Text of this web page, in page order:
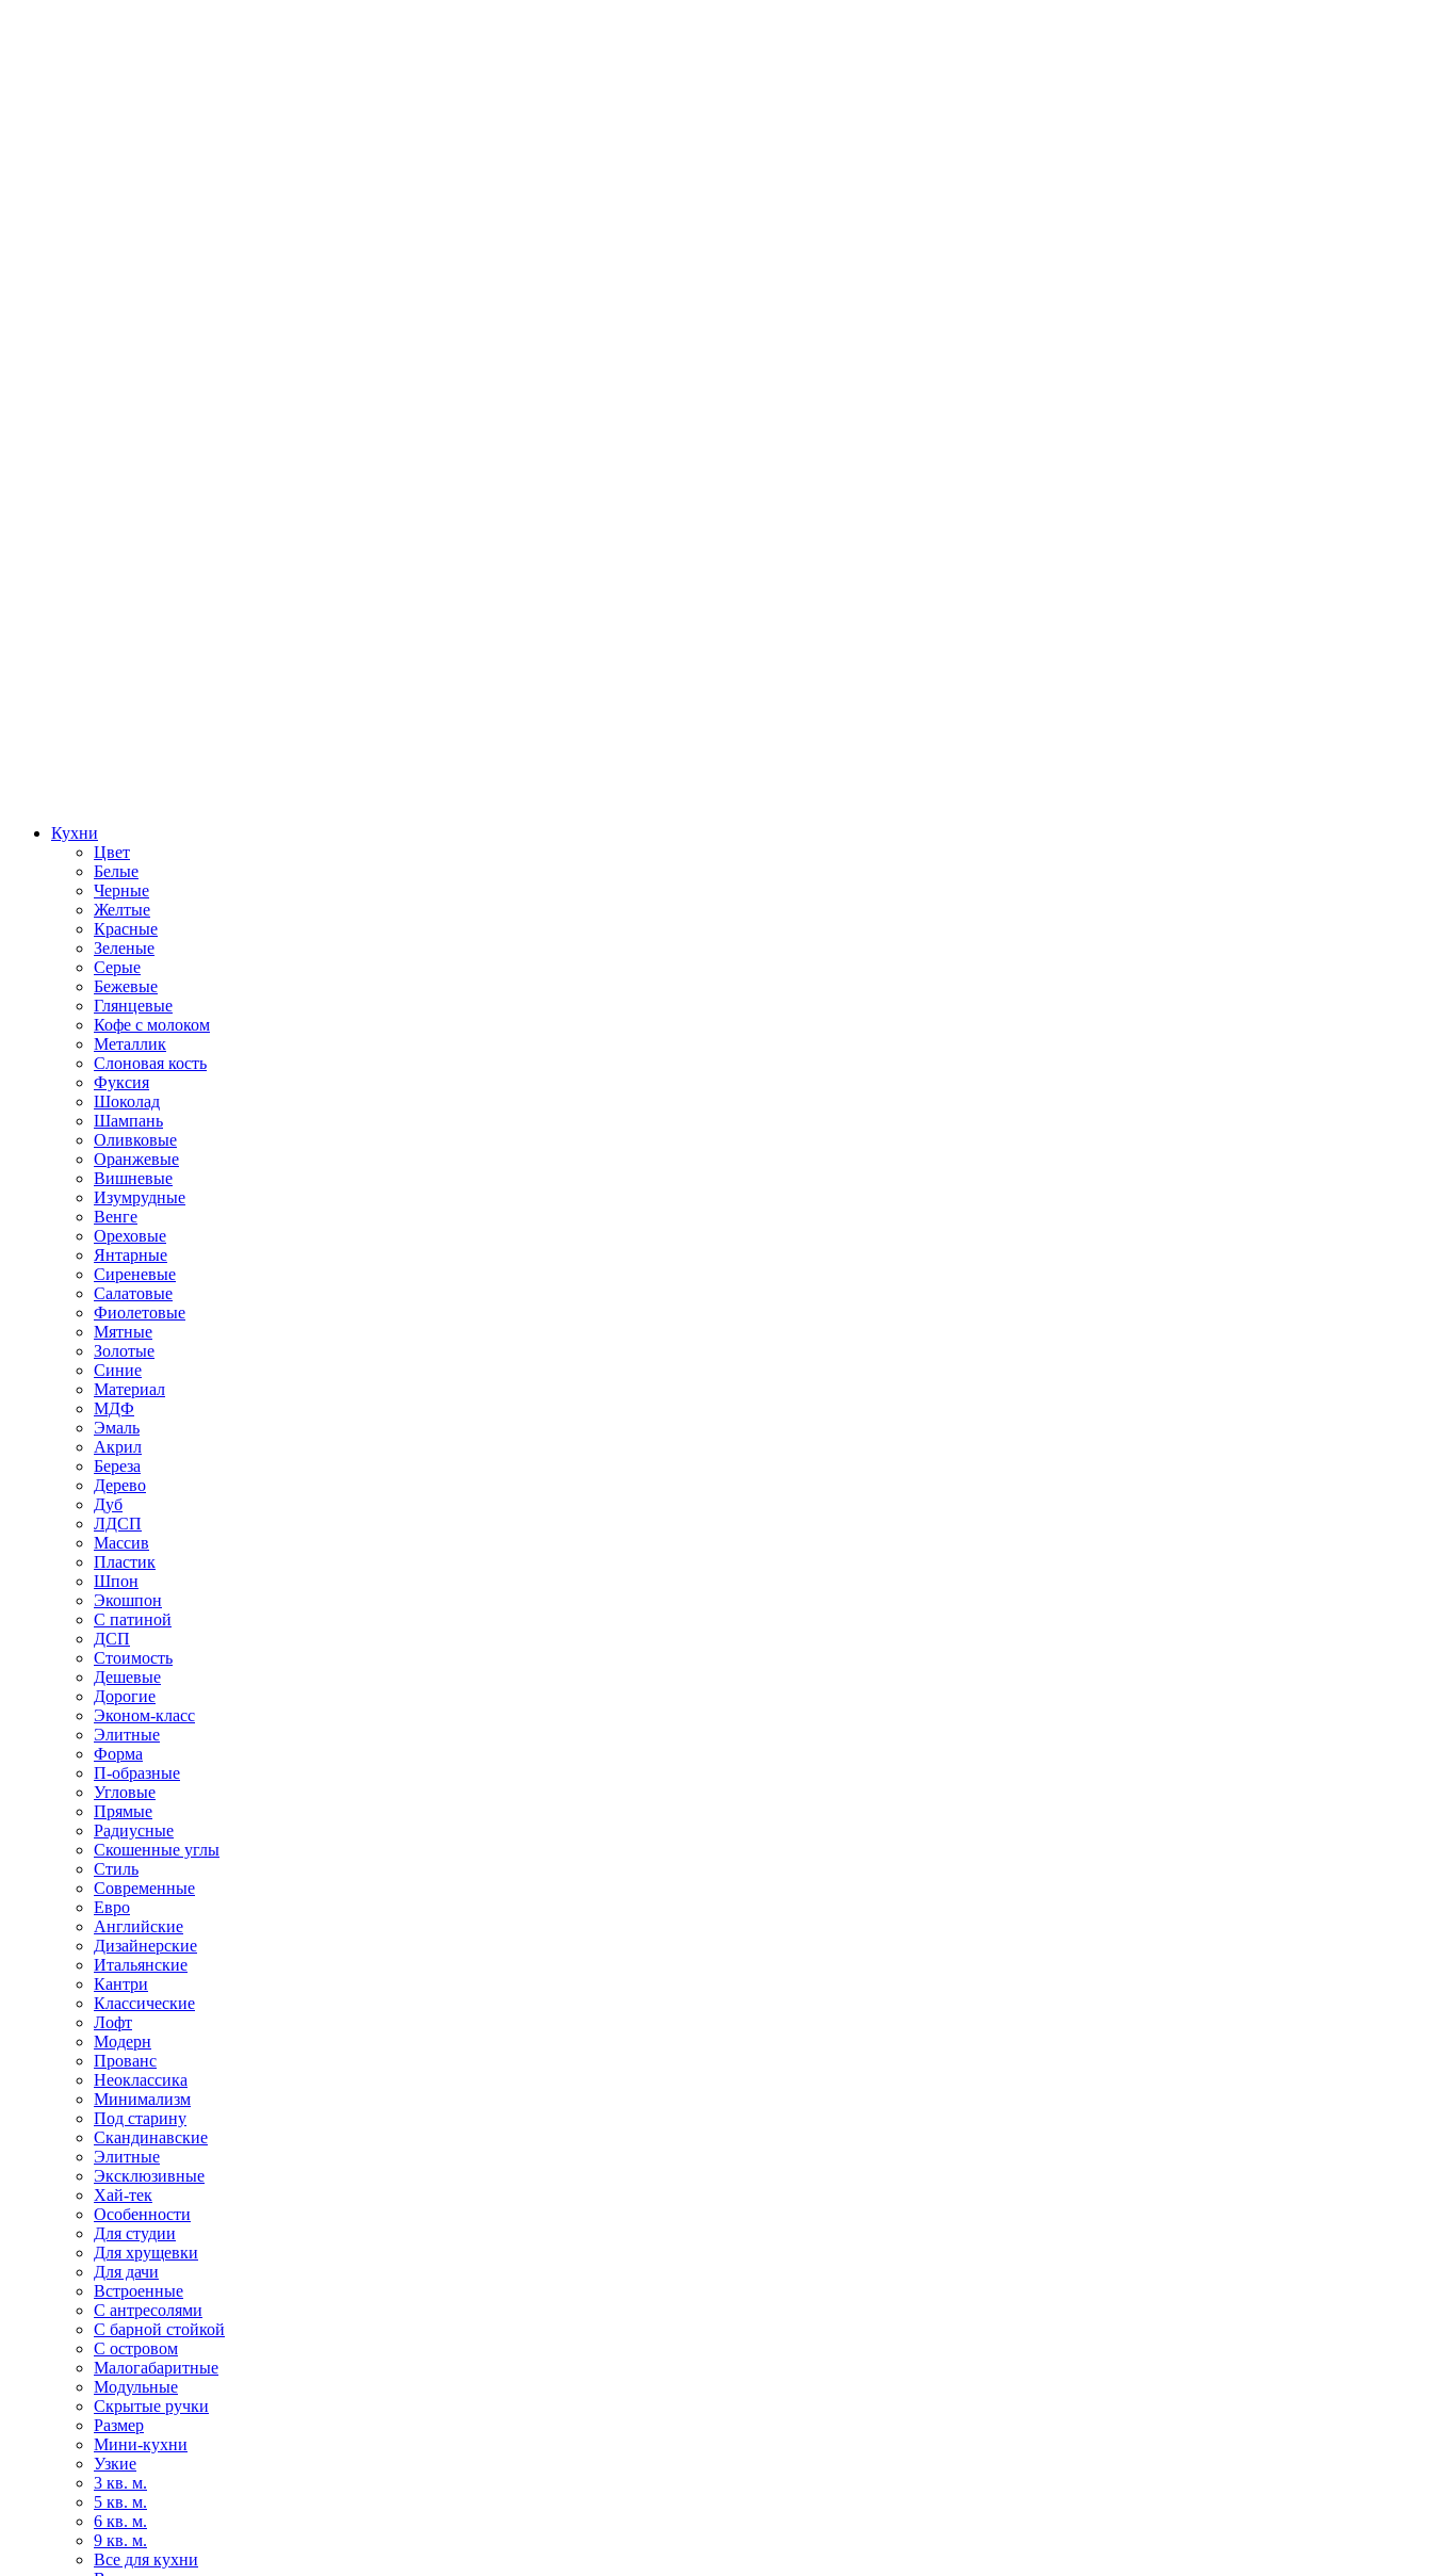
Кухни
Цвет
Белые
Черные
Желтые
Красные
Зеленые
Серые
Бежевые
Глянцевые
Кофе с молоком
Металлик
Слоновая кость
Фуксия
Шоколад
Шампань
Оливковые
Оранжевые
Вишневые
Изумрудные
Венге
Ореховые
Янтарные
Сиреневые
Салатовые
Фиолетовые
Мятные
Золотые
Синие
Материал
МДФ
Эмаль
Акрил
Береза
Дерево
Дуб
ЛДСП
Массив
Пластик
Шпон
Экошпон
С патиной
ДСП
Стоимость
Дешевые
Дорогие
Эконом-класс
Элитные
Форма
П-образные
Угловые
Прямые
Радиусные
Скошенные углы
Стиль
Современные
Евро
Английские
Дизайнерские
Итальянские
Кантри
Классические
Лофт
Модерн
Прованс
Неоклассика
Минимализм
Под старину
Скандинавские
Элитные
Эксклюзивные
Хай-тек
Особенности
Для студии
Для хрущевки
Для дачи
Встроенные
С антресолями
С барной стойкой
С островом
Малогабаритные
Модульные
Скрытые ручки
Размер
Мини-кухни
Узкие
3 кв. м.
5 кв. м.
6 кв. м.
9 кв. м.
Все для кухни